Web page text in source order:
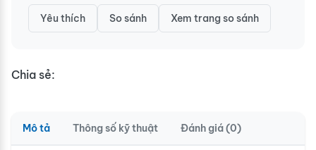
Yêu thích So sánh Xem trang so sánh
Chia sẻ:
Mô tả Thông số kỹ thuật Đánh giá (0)